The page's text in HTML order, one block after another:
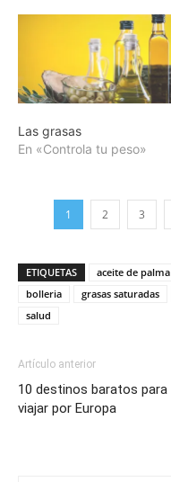
Las grasas
En «Controla tu peso»
1 2 3
ETIQUETAS aceite de palma
bolleria
grasas saturadas
salud
Artículo anterior
10 destinos baratos para
viajar por Europa